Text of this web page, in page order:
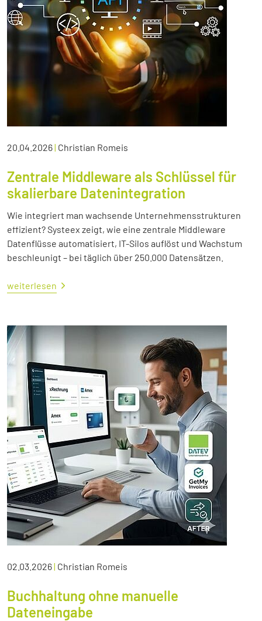
20.04.2026| Christian Romeis
Zentrale Middleware als Schlüssel für
skalierbare Datenintegration
Wie integriert man wachsende Unternehmensstrukturen
effizient? Systeex zeigt, wie eine zentrale Middleware
Datenflüsse automatisiert, IT-Silos auflöst und Wachstum
beschleunigt – bei täglich über 250.000 Datensätzen.
weiterlesen
02.03.2026| Christian Romeis
Buchhaltung ohne manuelle
Dateneingabe